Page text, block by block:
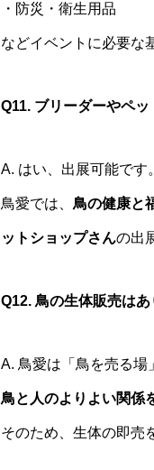
・防災・衛生用品
などイベントに必要な
Q11. ブリーダーやペ
A. はい、出展可能です。
鳥愛では、 鳥の健康と
ットショップさんの出
Q12. 鳥の生体販売はあ
A. 鳥愛は「鳥を売る場
鳥と人のよりよい関係
そのため、生体の即売